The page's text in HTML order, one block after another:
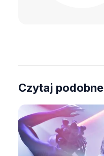
Czytaj podobne